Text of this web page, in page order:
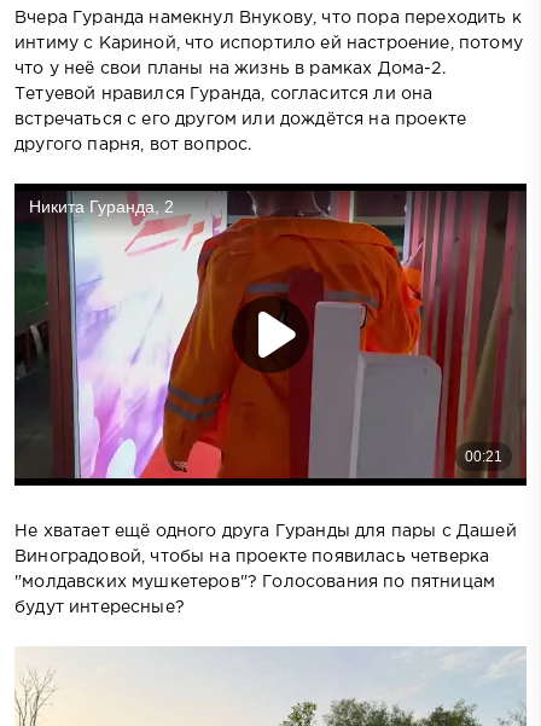
Вчера Гуранда намекнул Внукову, что пора переходить к
интиму с Кариной, что испортило ей настроение, потому
что у неё свои планы на жизнь в рамках Дома-2.
Тетуевой нравился Гуранда, согласится ли она
встречаться с его другом или дождётся на проекте
другого парня, вот вопрос.
Не хватает ещё одного друга Гуранды для пары с Дашей
Виноградовой, чтобы на проекте появилась четверка
"молдавских мушкетеров"? Голосования по пятницам
будут интересные?